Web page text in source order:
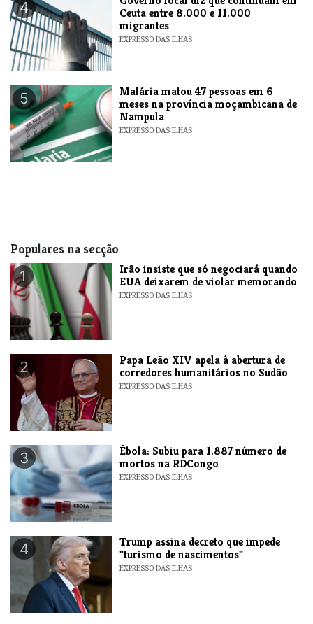
4
Ceuta entre 8.000 e 11.000
migrantes
EXPRESSO DAS ILHAS
5
​Malária matou 47 pessoas em 6
meses na província moçambicana de
Nampula
EXPRESSO DAS ILHAS
Populares na secção
1
​Irão insiste que só negociará quando
EUA deixarem de violar memorando
EXPRESSO DAS ILHAS
2
​Papa Leão XIV apela à abertura de
corredores humanitários no Sudão
EXPRESSO DAS ILHAS
3
​Ébola: Subiu para 1.887 número de
mortos na RDCongo
EXPRESSO DAS ILHAS
4
Trump assina decreto que impede
"turismo de nascimentos"
EXPRESSO DAS ILHAS